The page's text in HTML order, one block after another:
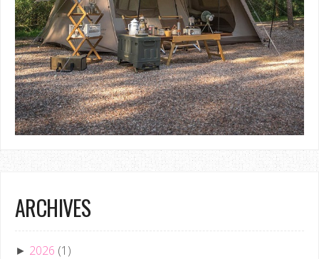
ARCHIVES
► 2026 (1)